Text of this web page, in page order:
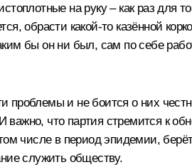
на руку – как раз
обрасти какой-то казённой
бы он ни был, сам по себе
проблемы и не боится о них
что партия стремится к
числе в период эпидемии,
служить обществу.